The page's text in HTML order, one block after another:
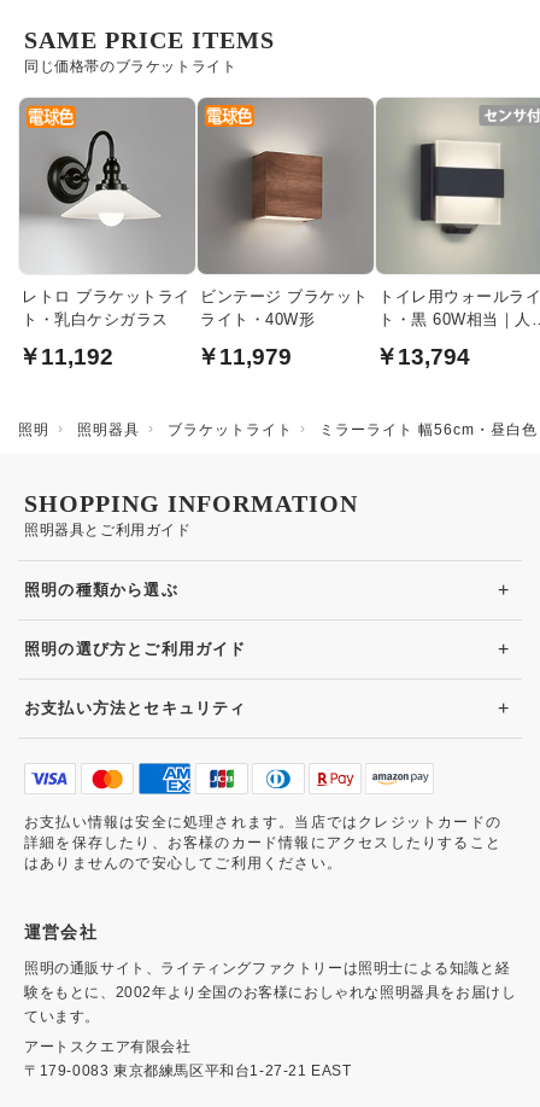
同じ価格帯のブラケットライト
SAME PRICE ITEMS
レトロ ブラケットライ
ト・乳白ケシガラス
￥11,192
ビンテージ ブラケット
ライト・40W形
￥11,979
トイレ用ウォールラ
ト・黒 60W相当｜人
￥13,794
照明 照明器具 ブラケットライト ミラーライト 幅56cm・昼白色
照明器具とご利用ガイド
SHOPPING INFORMATION
照明の種類から選ぶ +
照明の選び方とご利用ガイド +
お支払い方法とセキュリティ +
お支払い情報は安全に処理されます。当店ではクレジットカードの
詳細を保存したり、お客様のカード情報にアクセスしたりすること
はありませんので安心してご利用ください。
運営会社
照明の通販サイト、ライティングファクトリーは照明士による知識と経
験をもとに、2002年より全国のお客様におしゃれな照明器具をお届けし
ています。
アートスクエア有限会社
〒179-0083 東京都練馬区平和台1-27-21 EAST